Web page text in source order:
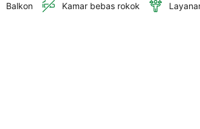
Balkon Kamar bebas rokok